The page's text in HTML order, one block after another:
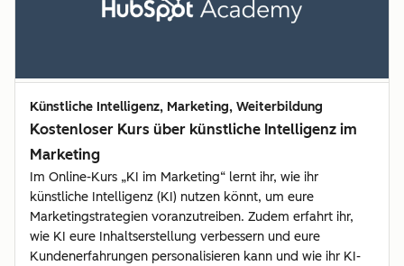
Künstliche Intelligenz, Marketing, Weiterbildung
Kostenloser Kurs über künstliche Intelligenz im
Marketing
Im Online-Kurs „KI im Marketing“ lernt ihr, wie ihr
künstliche Intelligenz (KI) nutzen könnt, um eure
Marketingstrategien voranzutreiben. Zudem erfahrt ihr,
wie KI eure Inhaltserstellung verbessern und eure
Kundenerfahrungen personalisieren kann und wie ihr KI-